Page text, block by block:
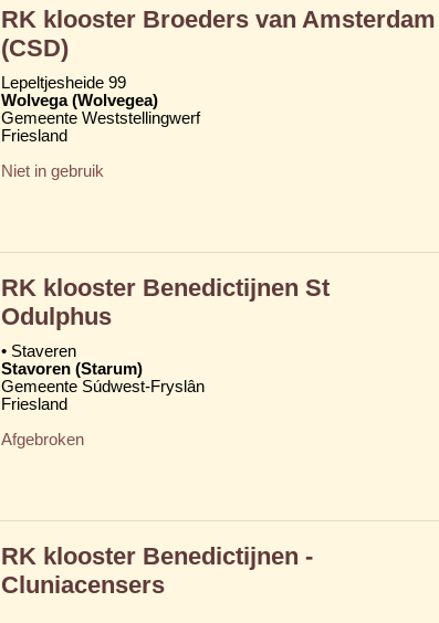
RK klooster Broeders van Amsterdam
(CSD)
Lepeltjesheide 99
Wolvega (Wolvegea)
Gemeente Weststellingwerf
Friesland
Niet in gebruik
RK klooster Benedictijnen St
Odulphus
• Staveren
Stavoren (Starum)
Gemeente Súdwest-Fryslân
Friesland
Afgebroken
RK klooster Benedictijnen -
Cluniacensers